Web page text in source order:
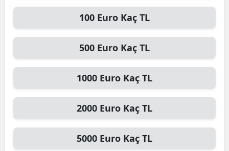
Gümüşhane
Hakkari
100 Euro Kaç TL
500 Euro Kaç TL
1000 Euro Kaç TL
2000 Euro Kaç TL
5000 Euro Kaç TL